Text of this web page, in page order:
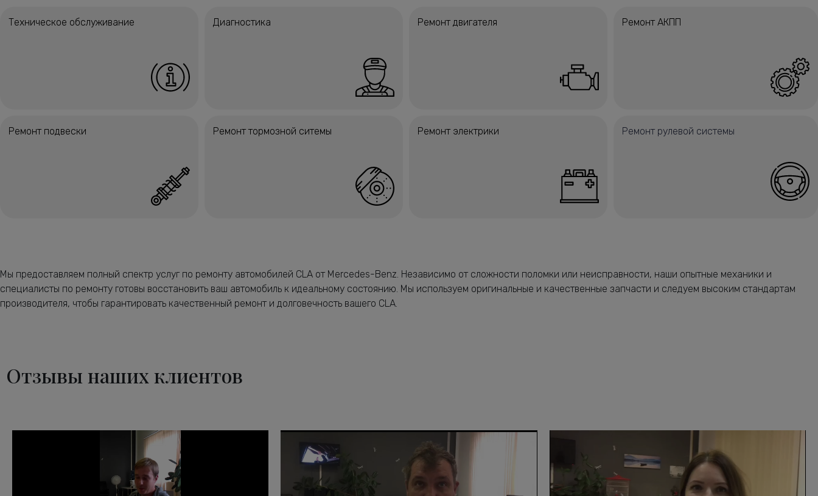
Техническое обслуживание Диагностика Ремонт двигателя Ремонт АКПП
Ремонт подвески Ремонт тормозной ситемы Ремонт электрики Ремонт рулевой системы
Мы предоставляем полный спектр услуг по ремонту автомобилей CLA от Mercedes-Benz. Независимо от сложности поломки или неисправности, наши опытные механики и
специалисты по ремонту готовы восстановить ваш автомобиль к идеальному состоянию. Мы используем оригинальные и качественные запчасти и следуем высоким стандартам
производителя, чтобы гарантировать качественный ремонт и долговечность вашего CLA.
Отзывы наших клиентов